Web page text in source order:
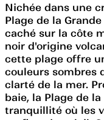
Nichée dans une
Plage de la
caché sur la côte
noir d'origine
cette plage offre
couleurs sombres
clarté de la mer.
baie, la Plage de
tranquillité où les